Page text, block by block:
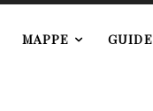
MAPPE GUIDE